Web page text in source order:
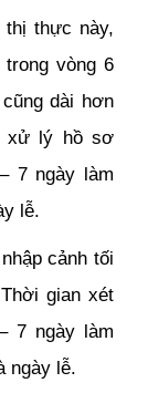
thị thực này,
trong vòng 6
dài hơn
xử lý hồ sơ
7 ngày làm
lễ.
cảnh tối
gian xét
7 ngày làm
ngày lễ.